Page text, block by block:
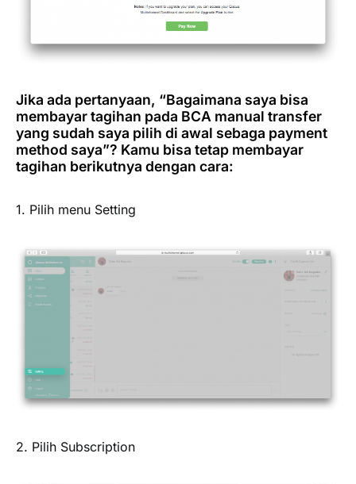
Jika ada pertanyaan, “Bagaimana saya bisa
membayar tagihan pada BCA manual transfer
yang sudah saya pilih di awal sebaga payment
method saya”? Kamu bisa tetap membayar
tagihan berikutnya dengan cara:
1. Pilih menu Setting
2. Pilih Subscription